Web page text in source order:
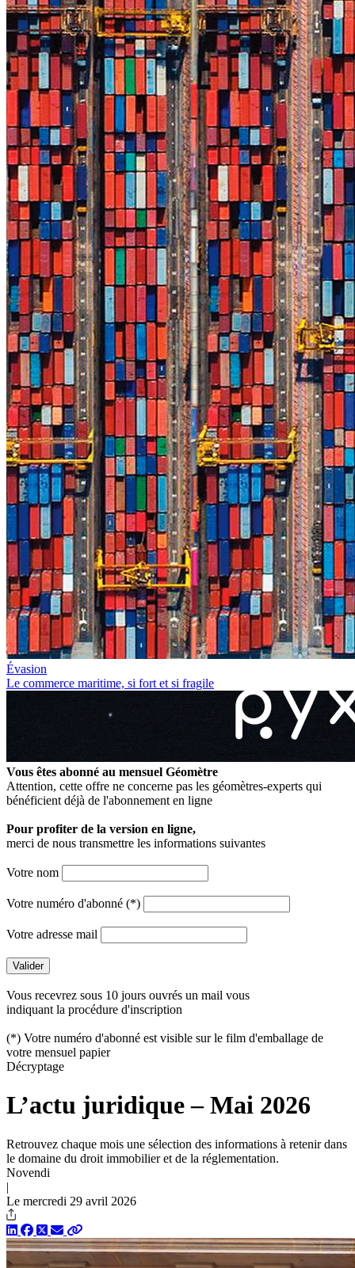
Évasion
Le commerce maritime, si fort et si fragile
Vous êtes abonné au mensuel Géomètre
Attention, cette offre ne concerne pas les géomètres-experts qui
bénéficient déjà de l'abonnement en ligne
Pour profiter de la version en ligne,
merci de nous transmettre les informations suivantes
Votre nom
Votre numéro d'abonné (*)
Votre adresse mail
Vous recevrez sous 10 jours ouvrés un mail vous
indiquant la procédure d'inscription
(*) Votre numéro d'abonné est visible sur le film d'emballage de
votre mensuel papier
Décryptage
L’actu juridique – Mai 2026
Retrouvez chaque mois une sélection des informations à retenir dans
le domaine du droit immobilier et de la réglementation.
Novendi
|
Le mercredi 29 avril 2026